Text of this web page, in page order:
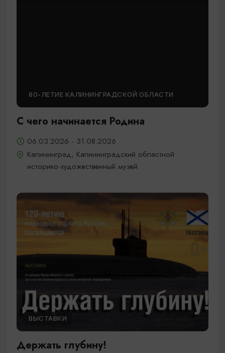
80-ЛЕТИЕ КАЛИНИНГРАДСКОЙ ОБЛАСТИ
С чего начинается Родина
06.03.2026 - 31.08.2026
Калининград, Калининградский областной
историко-художественный музей
ВЫСТАВКИ
Держать глубину!